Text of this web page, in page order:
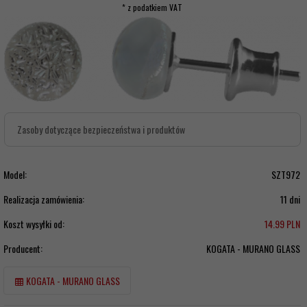
* z podatkiem VAT
Zasoby dotyczące bezpieczeństwa i produktów
Model:
SZT972
Realizacja zamówienia:
11 dni
Koszt wysyłki od:
14.99 PLN
Producent:
KOGATA - MURANO GLASS
KOGATA - MURANO GLASS